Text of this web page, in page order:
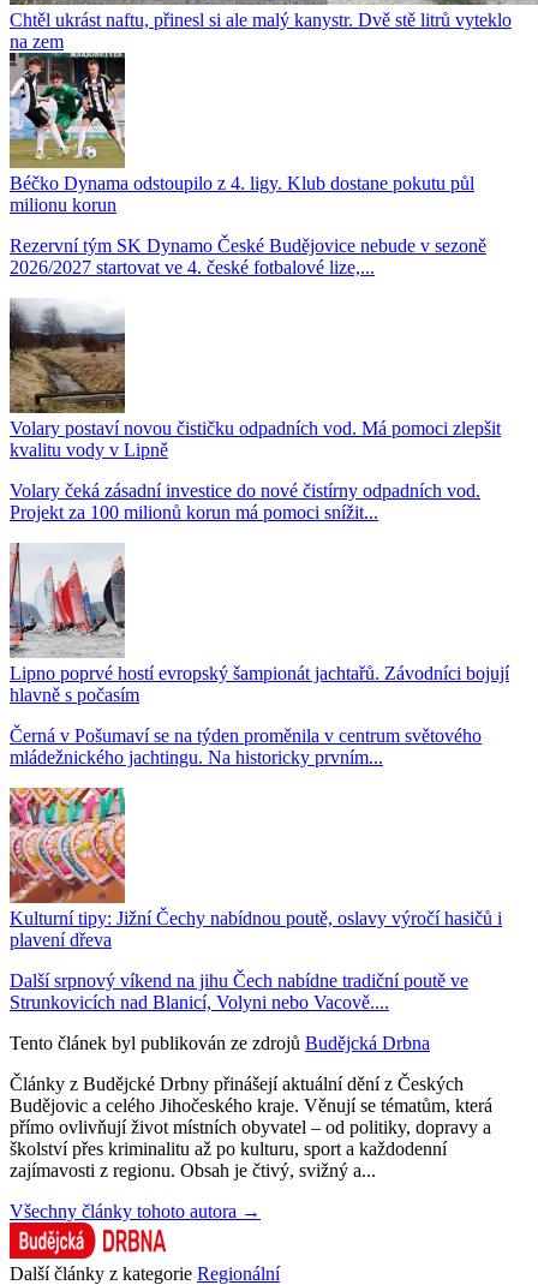
Chtěl ukrást naftu, přinesl si ale malý kanystr. Dvě stě litrů vyteklo
na zem
Béčko Dynama odstoupilo z 4. ligy. Klub dostane pokutu půl
milionu korun
Rezervní tým SK Dynamo České Budějovice nebude v sezoně
2026/2027 startovat ve 4. české fotbalové lize,...
Volary postaví novou čističku odpadních vod. Má pomoci zlepšit
kvalitu vody v Lipně
Volary čeká zásadní investice do nové čistírny odpadních vod.
Projekt za 100 milionů korun má pomoci snížit...
Lipno poprvé hostí evropský šampionát jachtařů. Závodníci bojují
hlavně s počasím
Černá v Pošumaví se na týden proměnila v centrum světového
mládežnického jachtingu. Na historicky prvním...
Kulturní tipy: Jižní Čechy nabídnou poutě, oslavy výročí hasičů i
plavení dřeva
Další srpnový víkend na jihu Čech nabídne tradiční poutě ve
Strunkovicích nad Blanicí, Volyni nebo Vacově....
Tento článek byl publikován ze zdrojů Budějcká Drbna
Články z Budějcké Drbny přinášejí aktuální dění z Českých
Budějovic a celého Jihočeského kraje. Věnují se tématům, která
přímo ovlivňují život místních obyvatel – od politiky, dopravy a
školství přes kriminalitu až po kulturu, sport a každodenní
zajímavosti z regionu. Obsah je čtivý, svižný a...
Všechny články tohoto autora →
Další články z kategorie Regionální